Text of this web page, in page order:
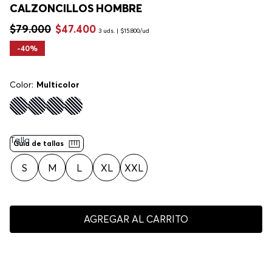
CALZONCILLOS HOMBRE
$79.000 $47.400 3 uds. | $15.800/ud
-40%
Color: Multicolor
Guía de tallas
Talla
S M L XL XXL
AGREGAR AL CARRITO